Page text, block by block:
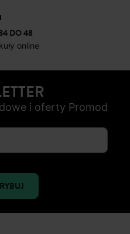
DO 48
online
i oferty Promod